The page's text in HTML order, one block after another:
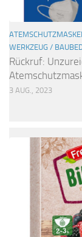
WERKZEUG /
Rückruf:
3 AUG., 2023